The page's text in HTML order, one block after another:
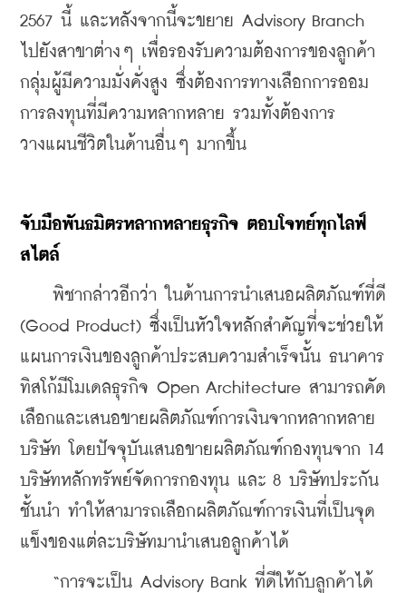
2567 นี้ และหลังจากนี้จะขยาย Advisory Branch
ไปยังสาขาต่างๆ เพื่อรองรับความต้องการของลูกค้า
กลุ่มผู้มีความมั่งคั่งสูง ซึ่งต้องการทางเลือกการออม
การลงทุนที่มีความหลากหลาย รวมทั้งต้องการ
วางแผนชีวิตในด้านอื่นๆ มากขึ้น
จับมือพันธมิตรหลากหลายธุรกิจ ตอบโจทย์ทุกไลฟ์
สไตล์
พิชากล่าวอีกว่า ในด้านการนำเสนอผลิตภัณฑ์ที่ดี
(Good Product) ซึ่งเป็นหัวใจหลักสำคัญที่จะช่วยให้
แผนการเงินของลูกค้าประสบความสำเร็จนั้น ธนาคาร
ทิสโก้มีโมเดลธุรกิจ Open Architecture สามารถคัด
เลือกและเสนอขายผลิตภัณฑ์การเงินจากหลากหลาย
บริษัท โดยปัจจุบันเสนอขายผลิตภัณฑ์กองทุนจาก 14
บริษัทหลักทรัพย์จัดการกองทุน และ 8 บริษัทประกัน
ชั้นนำ ทำให้สามารถเลือกผลิตภัณฑ์การเงินที่เป็นจุด
แข็งของแต่ละบริษัทมานำเสนอลูกค้าได้
“การจะเป็น Advisory Bank ที่ดีให้กับลูกค้าได้